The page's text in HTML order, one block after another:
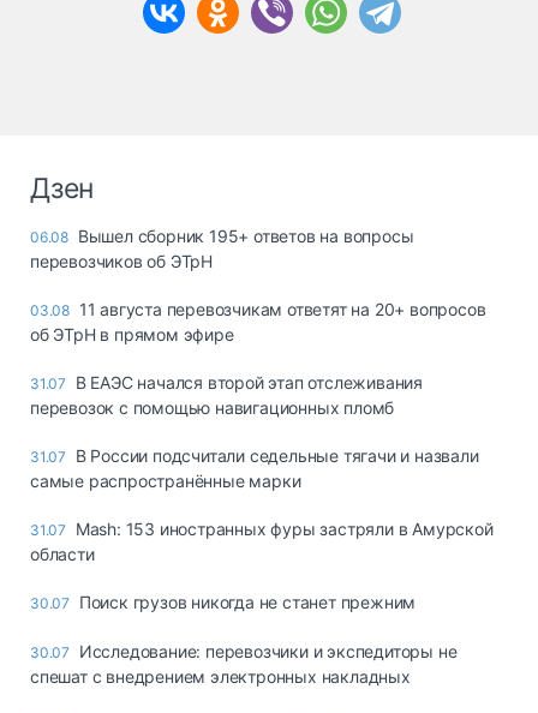
Дзен
06.08 Вышел сборник 195+ ответов на вопросы
перевозчиков об ЭТрН
03.08 11 августа перевозчикам ответят на 20+ вопросов
об ЭТрН в прямом эфире
31.07
В ЕАЭС начался второй этап отслеживания
перевозок с помощью навигационных пломб
31.07
В России подсчитали седельные тягачи и назвали
самые распространённые марки
31.07
Mash: 153 иностранных фуры застряли в Амурской
области
30.07 Поиск грузов никогда не станет прежним
30.07
Исследование: перевозчики и экспедиторы не
спешат с внедрением электронных накладных